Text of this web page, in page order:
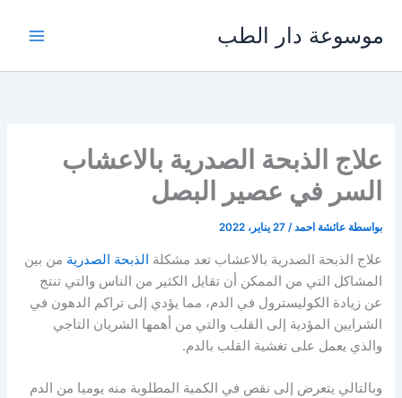
المحتوى
موسوعة دار الطب
علاج الذبحة الصدرية بالاعشاب
السر في عصير البصل
بواسطة عائشة احمد/27 يناير، 2022
علاج الذبحة الصدرية بالاعشاب تعد مشكلة الذبحة الصدرية من بين
المشاكل التي من الممكن أن تقايل الكثير من الناس والتي تنتج
عن زيادة الكوليسترول في الدم، مما يؤدي إلى تراكم الدهون في
الشرايين المؤدية إلى القلب والتي من أهمها الشريان التاجي
والذي يعمل على تغشية القلب بالدم.
وبالتالي يتعرض إلى نقص في الكمية المطلوبة منه يوميا من الدم